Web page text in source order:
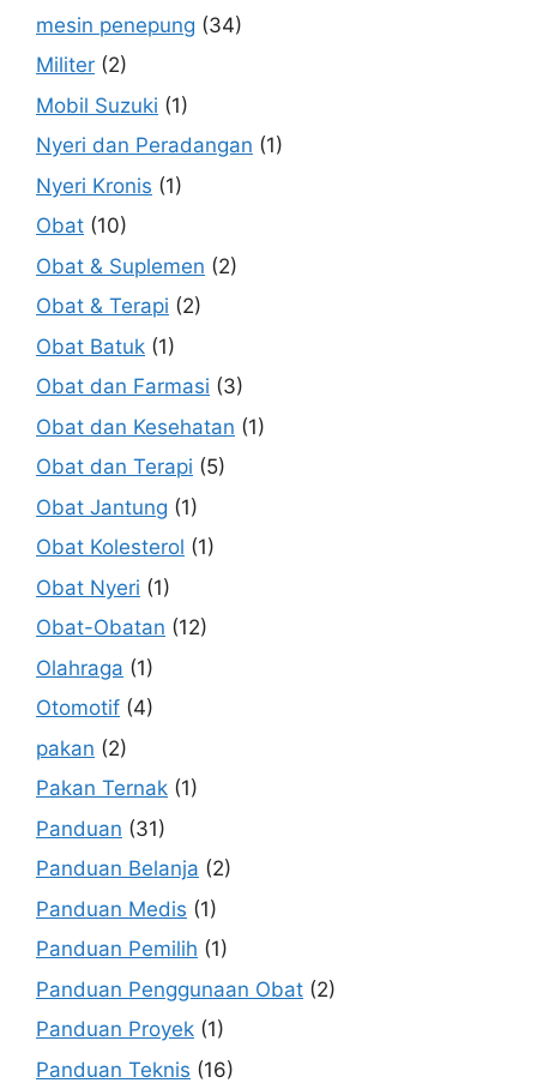
mesin penepung (34)
Militer (2)
Mobil Suzuki (1)
Nyeri dan Peradangan (1)
Nyeri Kronis (1)
Obat (10)
Obat & Suplemen (2)
Obat & Terapi (2)
Obat Batuk (1)
Obat dan Farmasi (3)
Obat dan Kesehatan (1)
Obat dan Terapi (5)
Obat Jantung (1)
Obat Kolesterol (1)
Obat Nyeri (1)
Obat-Obatan (12)
Olahraga (1)
Otomotif (4)
pakan (2)
Pakan Ternak (1)
Panduan (31)
Panduan Belanja (2)
Panduan Medis (1)
Panduan Pemilih (1)
Panduan Penggunaan Obat (2)
Panduan Proyek (1)
Panduan Teknis (16)